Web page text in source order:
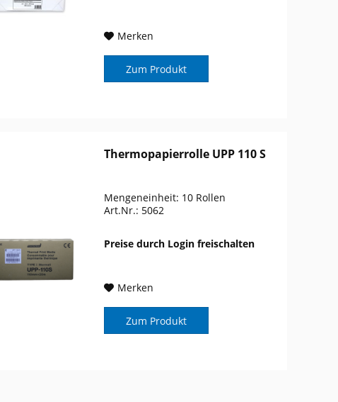
Merken
Zum Produkt
Thermopapierrolle UPP 110 S
Mengeneinheit: 10 Rollen
Art.Nr.: 5062
Preise durch Login freischalten
Merken
Zum Produkt